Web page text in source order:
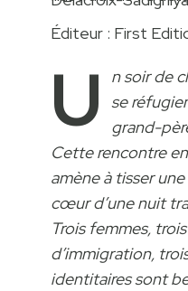
Éditeur : First
U
n soir de
se
grand-
Cette rencontre
amène à tisser
cœur d’une nuit
Trois femmes,
d’immigration,
identitaires sont